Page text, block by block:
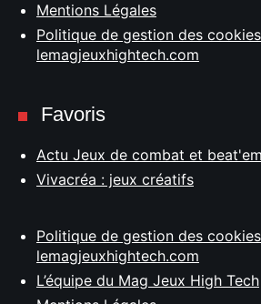
Mentions Légales
Politique de gestion des
lemagjeuxhightech.com
Favoris
Actu Jeux de combat et
Vivacréa : jeux créatifs
Politique de gestion des
lemagjeuxhightech.com
L’équipe du Mag Jeux High Tech